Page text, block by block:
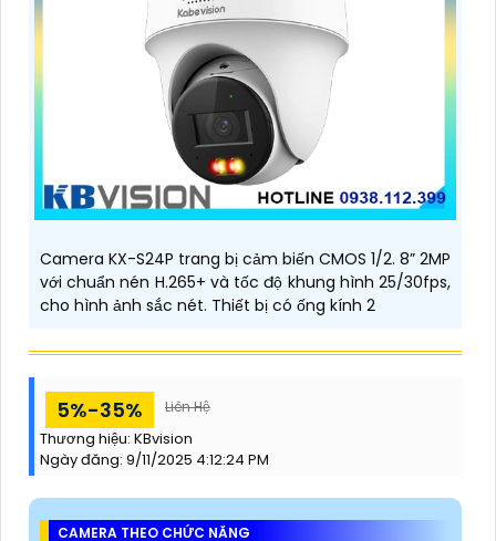
Camera KX-S24P trang bị cảm biến CMOS 1/2. 8” 2MP
với chuẩn nén H.265+ và tốc độ khung hình 25/30fps,
cho hình ảnh sắc nét. Thiết bị có ống kính 2
5%-35% Liên Hệ
Thương hiệu: KBvision
Ngày đăng: 9/11/2025 4:12:24 PM
CAMERA THEO CHỨC NĂNG